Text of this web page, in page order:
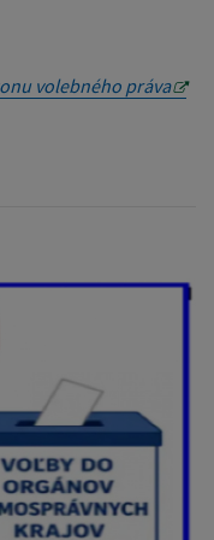
volebného práva